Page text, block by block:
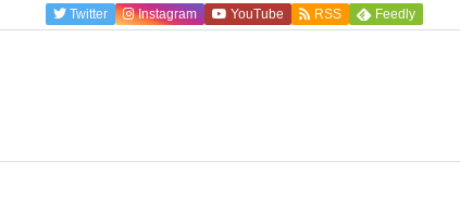
Twitter Instagram YouTube RSS Feedly